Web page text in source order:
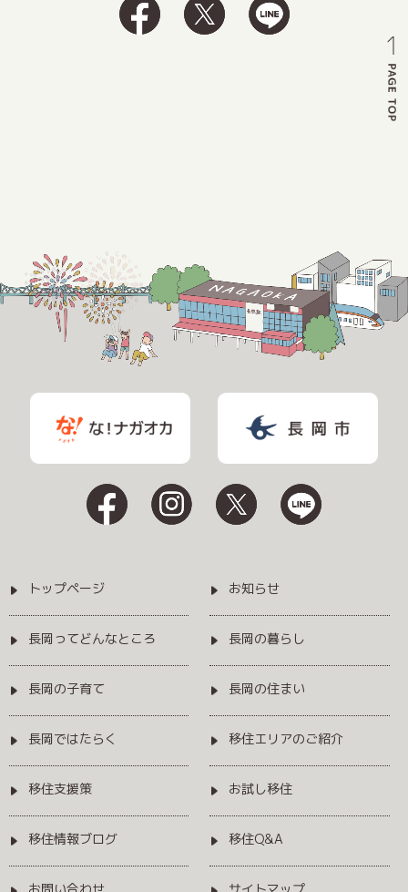
トップページ
長岡ってどんなところ
長岡の子育て
長岡ではたらく
移住支援策
移住情報ブログ
お知らせ
長岡の暮らし
長岡の住まい
移住エリアのご紹介
お試し移住
移住Q&A